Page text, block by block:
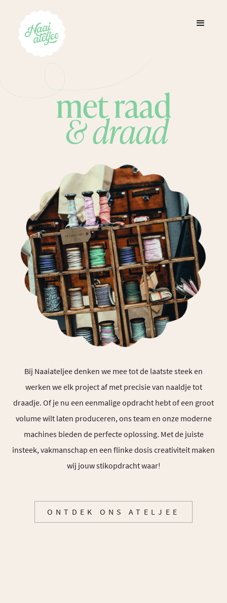
met raad
& draad
Bij Naaiateljee denken we mee tot de laatste steek en
werken we elk project af met precisie van naaldje tot
draadje. Of je nu een eenmalige opdracht hebt of een groot
volume wilt laten produceren, ons team en onze moderne
machines bieden de perfecte oplossing. Met de juiste
insteek, vakmanschap en een flinke dosis creativiteit maken
wij jouw stikopdracht waar!
ONTDEK ONS ATELJEE